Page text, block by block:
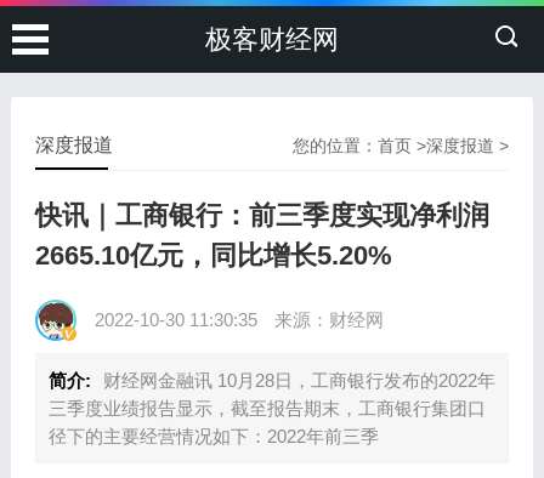
极客财经网
您的位置：首页 >深度报道 >
深度报道
快讯｜工商银行：前三季度实现净利润
2665.10亿元，同比增长5.20%
2022-10-30 11:30:35 来源：财经网
简介:
财经网金融讯 10月28日，工商银行发布的2022年
三季度业绩报告显示，截至报告期末，工商银行集团口
径下的主要经营情况如下：2022年前三季